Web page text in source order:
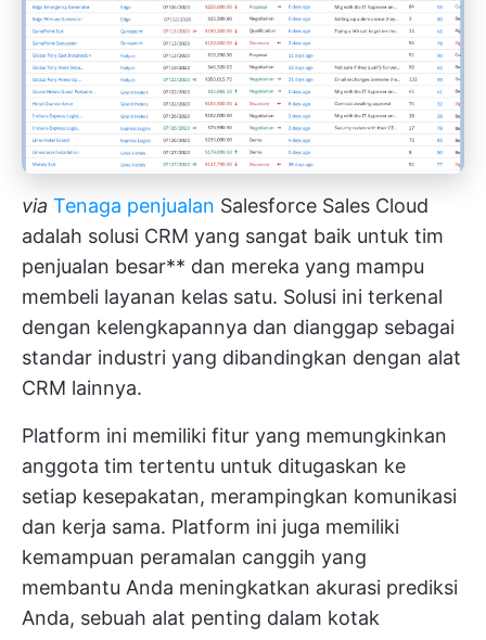
via Tenaga penjualan Salesforce Sales Cloud
adalah solusi CRM yang sangat baik untuk tim
penjualan besar** dan mereka yang mampu
membeli layanan kelas satu. Solusi ini terkenal
dengan kelengkapannya dan dianggap sebagai
standar industri yang dibandingkan dengan alat
CRM lainnya.
Platform ini memiliki fitur yang memungkinkan
anggota tim tertentu untuk ditugaskan ke
setiap kesepakatan, merampingkan komunikasi
dan kerja sama. Platform ini juga memiliki
kemampuan peramalan canggih yang
membantu Anda meningkatkan akurasi prediksi
Anda, sebuah alat penting dalam kotak